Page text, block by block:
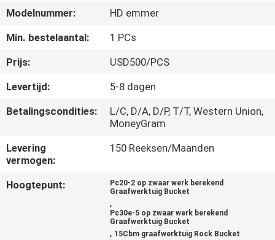
OVER
ONS
FABRIEKSTOCHT
KWALITEITSCONTROLE
NIEUWS
VRAAG
Modelnummer:
HD emmer
Min. bestelaantal:
1 PCs
Prijs:
USD500/PCS
Levertijd:
5-8 dagen
Betalingscondities:
L/C, D/A, D/P, T/T, Western Union,
MoneyGram
Levering
vermogen:
150 Reeksen/Maanden
Hoogtepunt:
Pc20-2 op zwaar werk berekend
Graafwerktuig Bucket
,
Pc30e-5 op zwaar werk berekend
Graafwerktuig Bucket
, 15Cbm graafwerktuig Rock Bucket